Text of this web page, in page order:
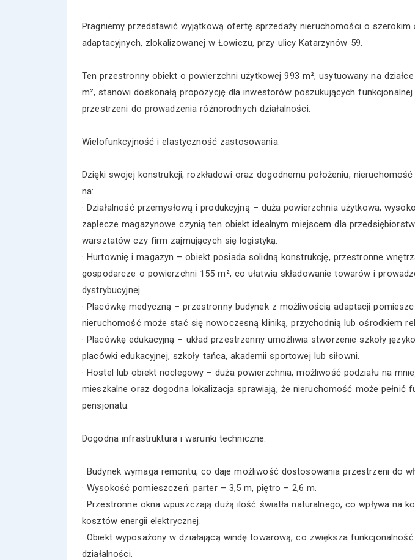
Pragniemy przedstawić wyjątkową ofertę sprzedaży nieruchomości o szerokim
adaptacyjnych, zlokalizowanej w Łowiczu, przy ulicy Katarzynów 59.
Ten przestronny obiekt o powierzchni użytkowej 993 m², usytuowany na
m², stanowi doskonałą propozycję dla inwestorów poszukujących
przestrzeni do prowadzenia różnorodnych działalności.
Wielofunkcyjność i elastyczność zastosowania:
Dzięki swojej konstrukcji, rozkładowi oraz dogodnemu położeniu,
na:
· Działalność przemysłową i produkcyjną – duża powierzchnia użytkowa,
zaplecze magazynowe czynią ten obiekt idealnym miejscem dla
warsztatów czy firm zajmujących się logistyką.
· Hurtownię i magazyn – obiekt posiada solidną konstrukcję, przestronne
gospodarcze o powierzchni 155 m², co ułatwia składowanie towarów i
dystrybucyjnej.
· Placówkę medyczną – przestronny budynek z możliwością adaptacji
nieruchomość może stać się nowoczesną kliniką, przychodnią lub ośrodkiem
· Placówkę edukacyjną – układ przestrzenny umożliwia stworzenie szkoły
placówki edukacyjnej, szkoły tańca, akademii sportowej lub siłowni.
· Hostel lub obiekt noclegowy – duża powierzchnia, możliwość podziału na
mieszkalne oraz dogodna lokalizacja sprawiają, że nieruchomość może pełnić
pensjonatu.
Dogodna infrastruktura i warunki techniczne:
· Budynek wymaga remontu, co daje możliwość dostosowania przestrzeni do
· Wysokość pomieszczeń: parter – 3,5 m, piętro – 2,6 m.
· Przestronne okna wpuszczają dużą ilość światła naturalnego, co wpływa na
kosztów energii elektrycznej.
· Obiekt wyposażony w działającą windę towarową, co zwiększa
działalności.